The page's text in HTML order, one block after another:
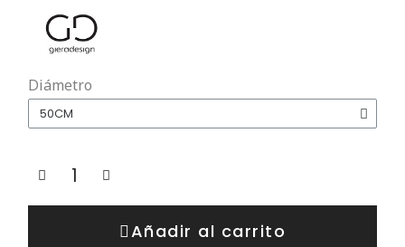
Diámetro
Añadir al carrito